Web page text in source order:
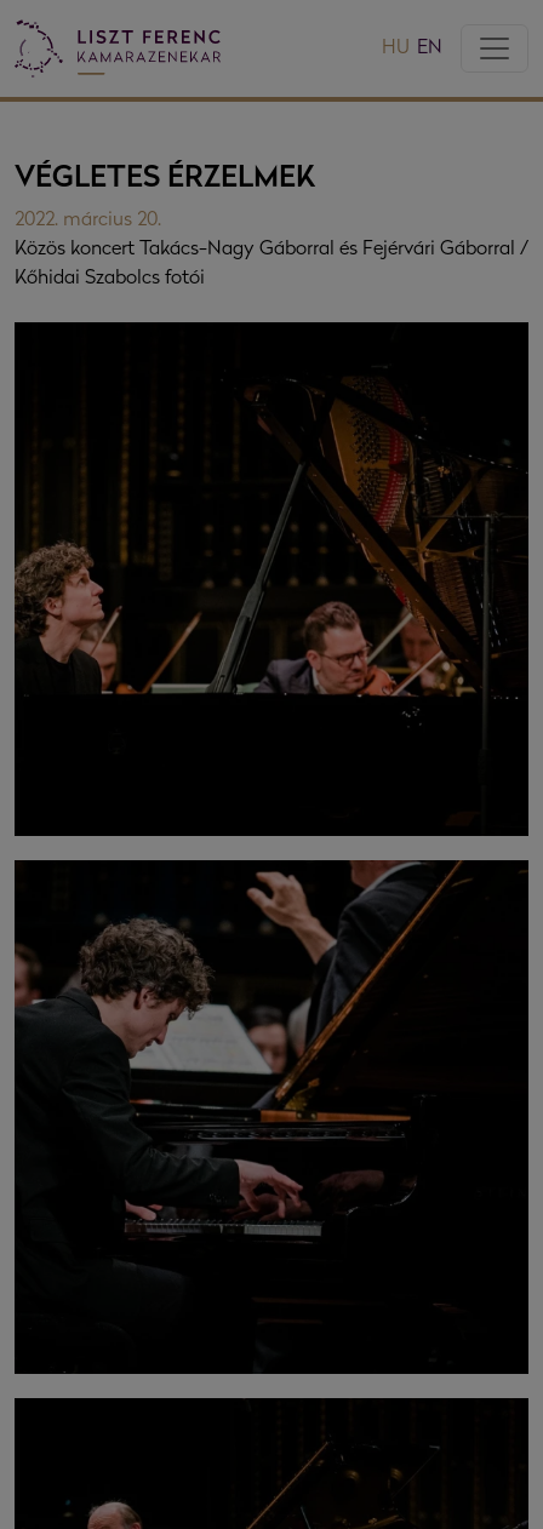
HU EN
VÉGLETES ÉRZELMEK
2022. március 20.
Közös koncert Takács-Nagy Gáborral és Fejérvári Gáborral /
Kőhidai Szabolcs fotói